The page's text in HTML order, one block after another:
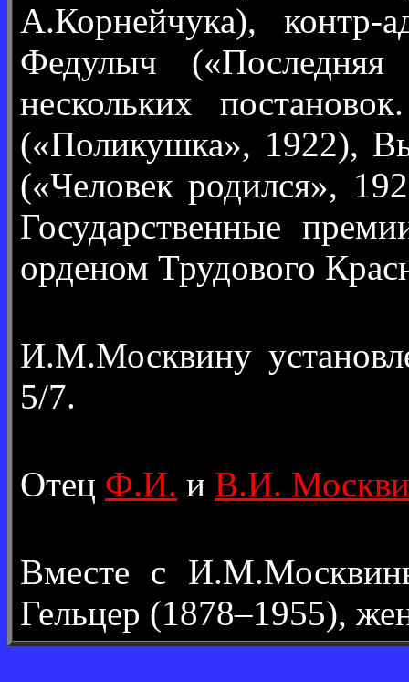
А.Корнейчука),
Федулыч
нескольких
(«Поликушка», 1922),
(«Человек родился»,
Государственные
орденом Трудового
И.М.Москвину
5/7.
Отец Ф.И. и В.И.
Вместе с
Гельцер (1878–1955),